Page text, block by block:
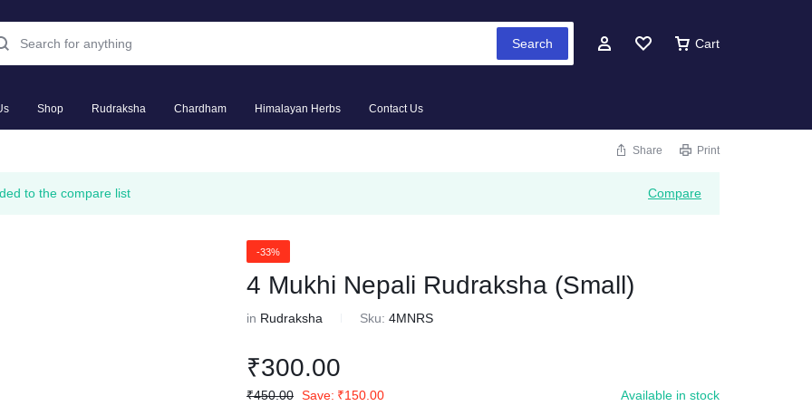
Search Cart
Shop Rudraksha Chardham Himalayan Herbs Contact Us
Share Print
Compare
to the compare list
-33%
4 Mukhi Nepali Rudraksha (Small)
in Rudraksha Sku:4MNRS
₹300.00
₹450.00 Save: ₹150.00 Available in stock